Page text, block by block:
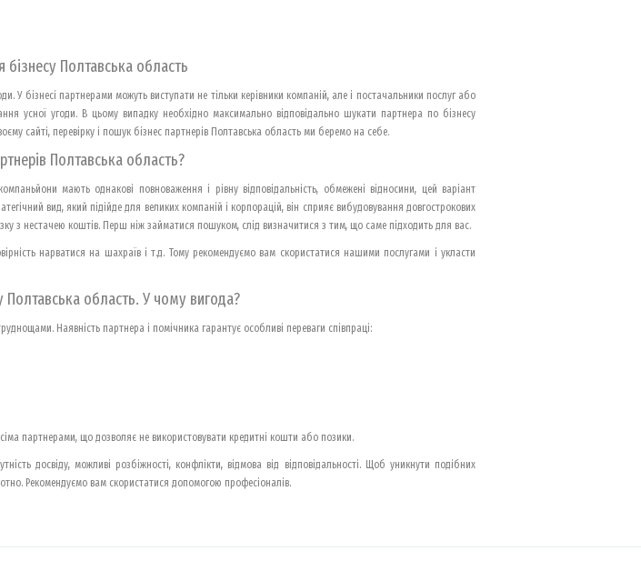
бізнесу Полтавська область
бізнесі партнерами можуть виступати не тільки керівники компаній, але і постачальники послуг або
усної угоди. В цьому випадку необхідно максимально відповідально шукати партнера по бізнесу
сайті, перевірку і пошук бізнес партнерів Полтавська область ми беремо на себе.
Полтавська область?
мають однакові повноваження і рівну відповідальність, обмежені відносини, цей варіант
вид, який підійде для великих компаній і корпорацій, він сприяє вибудовування довгострокових
з нестачею коштів. Перш ніж займатися пошуком, слід визначитися з тим, що саме підходить для вас.
нарватися на шахраїв і т.д. Тому рекомендуємо вам скористатися нашими послугами і укласти
Полтавська область. У чому вигода?
Наявність партнера і помічника гарантує особливі переваги співпраці:
партнерами, що дозволяє не використовувати кредитні кошти або позики.
досвіду, можливі розбіжності, конфлікти, відмова від відповідальності. Щоб уникнути подібних
Рекомендуємо вам скористатися допомогою професіоналів.